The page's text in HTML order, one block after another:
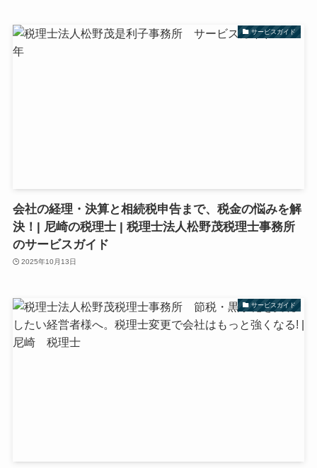
サービスガイド
会社の経理・決算と相続税申告まで、税金の悩みを解
決！| 尼崎の税理士 | 税理士法人松野茂税理士事務所
のサービスガイド
2025年10月13日
サービスガイド